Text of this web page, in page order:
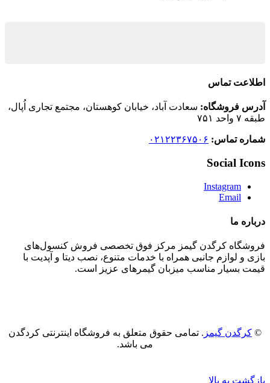
اطلاعت تماس
آدرس فروشگاه: سعادت آباد، خیابان کوهستان، مجتمع تجاری اُپال،
طبقه ۷ واحد ۷۵۱
شماره تماس: ۰۲۱۲۲۳۶۷۵۰۶
Social Icons
Instagram
Email
درباره ما
فروشگاه کرگدن گیمز مرکز فوق تخصصی فروش کنسول‌های
بازی و‌‌ لوازم جانبی همراه با خدمات متنوع، نصب دیتا و آپدیت با
قیمت بسیار مناسب میزبان گیمرهای عزیز است.
© کرگدن گیمز . تمامی حقوق متعلق به فروشگاه اینترنتی کردگدن
می باشد.
بازگشت به بالا